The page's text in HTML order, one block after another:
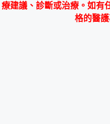
療建議、診斷或治療。如有
格的醫